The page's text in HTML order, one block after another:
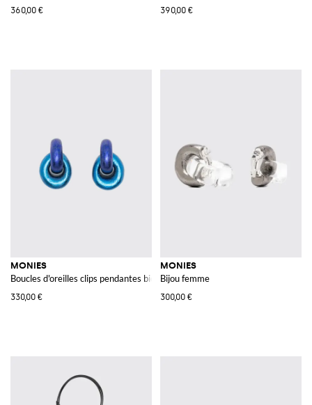
360,00 € 390,00 €
MONIES
Boucles d'oreilles clips pendantes bicolores en bois d'acacia
330,00 €
MONIES
Bijou femme
300,00 €